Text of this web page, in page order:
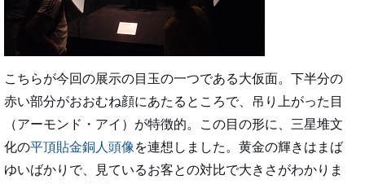
こちらが今回の展示の目玉の一つである大仮面。下半分の
赤い部分がおおむね顔にあたるところで、吊り上がった目
（アーモンド・アイ）が特徴的。この目の形に、三星堆文
化の平頂貼金銅人頭像を連想しました。黄金の輝きはまば
ゆいばかりで、見ているお客との対比で大きさがわかりま